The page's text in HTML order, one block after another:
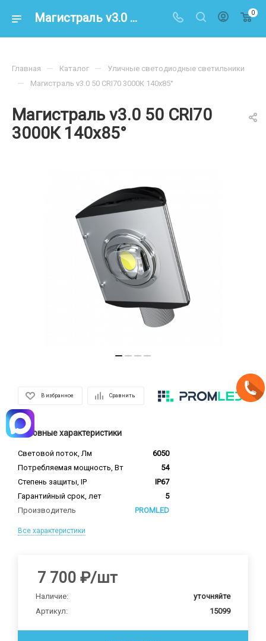
Магистраль v3.0 50 CRI70 3000К 140х85° – купить по цене 7600.00 в интернет-магазине energoresurs-spb.ru 0
Магистраль v3.0 50 CRI70
3000К 140х85°
Главная — Каталог — Уличные светодиодные светильники
— Магистраль v3.0 50 CRI70 3000К 140х85°
В избранное Сравнить
Основные характеристики
Световой поток, Лм
6050
Потребляемая мощность, Вт
54
Степень защиты, IP
IP67
Гарантийный срок, лет
5
Производитель
PROMLED
Все характеристики
7 700 ₽/шт
Наличие:
уточняйте
Артикул:
15099